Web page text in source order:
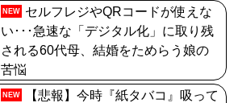
NEW
セルフレジやQRコードが使えな
い･･･急速な「デジタル化」に取り残
される60代母、結婚をためらう娘の
苦悩
NEW
【悲報】今時『紙タバコ』吸って